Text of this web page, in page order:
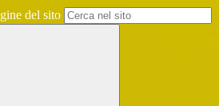
del sito